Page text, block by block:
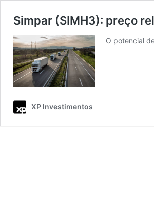
Simpar (SIMH3): preço
O potencial
XP Investimentos